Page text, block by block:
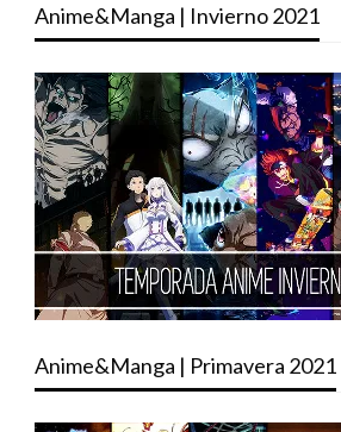
Anime&Manga | Invierno 2021
Anime&Manga | Primavera 2021